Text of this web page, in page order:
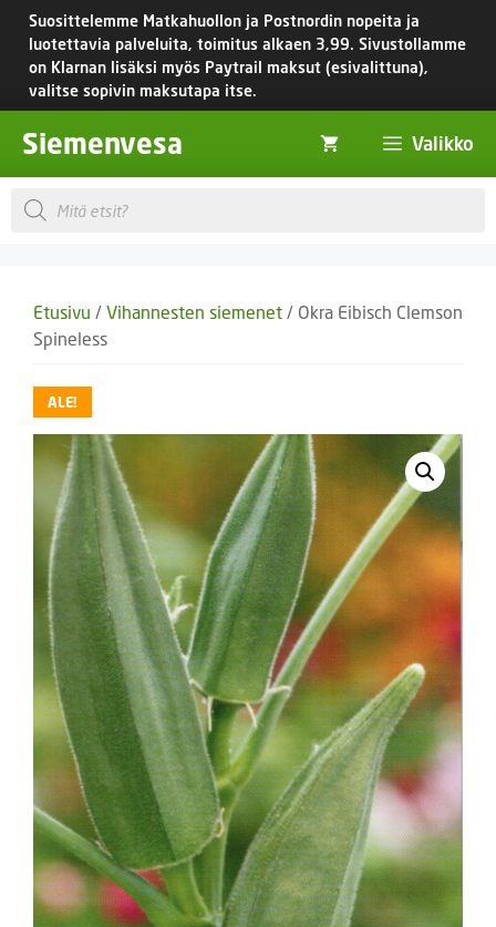
Siirry
sisältöön
Suosittelemme Matkahuollon ja Postnordin nopeita ja
luotettavia palveluita, toimitus alkaen 3,99. Sivustollamme
on Klarnan lisäksi myös Paytrail maksut (esivalittuna),
valitse sopivin maksutapa itse.
Siemenvesa Valikko
Products
search
Etusivu / Vihannesten siemenet / Okra Eibisch Clemson
Spineless
ALE!